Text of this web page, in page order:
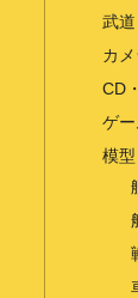
武
カ
CD
ゲー
模